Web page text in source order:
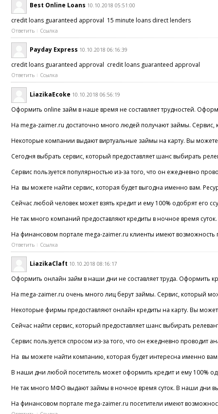
Best Online Loans 10.10.2018 05:51:00
credit loans guaranteed approval 15 minute loans direct lenders
Ответить Ссылка
Payday Express 10.10.2018 06:16:39
credit loans guaranteed approval credit loans guaranteed approval
Ответить Ссылка
LiazikaEcoke 10.10.2018 06:56:19
Оформить online займ в наше время не составляет трудностей.
На mega-zaimer.ru достаточно много людей получают займы.
Некоторые компании выдают виртуальные займы на карту. Вы
Сегодня выбрать сервис, который предоставляет шанс выбирать
Сервис пользуется популярностью из-за того, что он ежедневно
На вы можете найти сервис, которая будет выгодна именно вам.
Сейчас любой человек может взять кредит и ему 100% одобрят его
Не так много компаний предоставляют кредиты в ночное время
На финансовом портале mega-zaimer.ru клиенты имеют возможность
Ответить Ссылка
LiazikaClaft 10.10.2018 08:16:17
Оформить онлайн займ в наши дни не составляет труда. Оформить
На mega-zaimer.ru очень много лиц берут займы. Сервис, который
Некоторые фирмы предоставляют онлайн кредиты на карту. Вы
Сейчас найти сервис, который предоставляет шанс выбирать
Сервис пользуется спросом из-за того, что он ежедневно
На вы можете найти компанию, которая будет интересна именно
В наши дни любой посетитель может оформить кредит и ему 100%
Не так много МФО выдают займы в ночное время суток. В наши дни
На финансовом портале mega-zaimer.ru посетители имеют